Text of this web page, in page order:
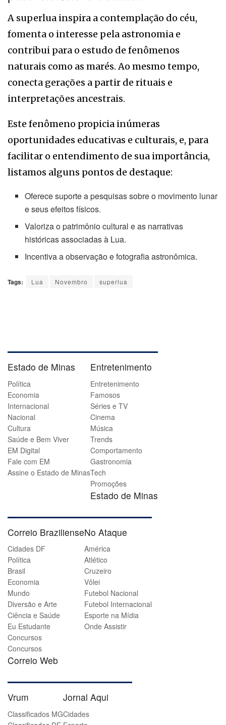
A superlua inspira a contemplação do céu,
fomenta o interesse pela astronomia e
contribui para o estudo de fenômenos
naturais como as marés. Ao mesmo tempo,
conecta gerações a partir de rituais e
interpretações ancestrais.
Este fenômeno propicia inúmeras
oportunidades educativas e culturais, e, para
facilitar o entendimento de sua importância,
listamos alguns pontos de destaque:
Oferece suporte a pesquisas sobre o movimento lunar
e seus efeitos físicos.
Valoriza o patrimônio cultural e as narrativas
históricas associadas à Lua.
Incentiva a observação e fotografia astronômica.
Tags: Lua Novembro superlua
Estado de Minas
Política
Economia
Internacional
Nacional
Cultura
Saúde e Bem Viver
EM Digital
Fale com EM
Assine o Estado de Minas
Entretenimento
Entretenimento
Famosos
Séries e TV
Cinema
Música
Trends
Comportamento
Gastronomia
Tech
Promoções
Estado de Minas
Correio Braziliense
Cidades DF
Política
Brasil
Economia
Mundo
Diversão e Arte
Ciência e Saúde
Eu Estudante
Concursos
Concursos
Correio Web
No Ataque
América
Atlético
Cruzeiro
Vôlei
Futebol Nacional
Futebol Internacional
Esporte na Mídia
Onde Assistir
Vrum
Classificados MG
Jornal Aqui
Cidades